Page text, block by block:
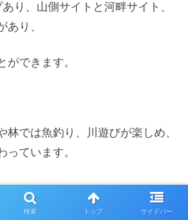
り、山側サイトと河畔サイト、
あり、
ができます。
林では魚釣り、川遊びが楽しめ、
っています。
検索 トップ サイドバー